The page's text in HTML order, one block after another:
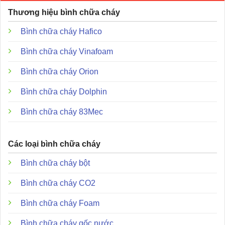
Nguồn nuôi dự phòng:
Tích hợp sẵn mạch sạc cho ắc
quy axit chì kín.
Tiêu chuẩn chất lượng:
nam, quy chuẩn kỹ thuật theo tiêu chuẩn hiện hành về
quyền ban hành.
Đặc điểm và ưu điểm nổi bật
Thương hiệu bình chữa cháy
Bình chữa cháy Hafico
Bình chữa cháy Vinafoam
Bình chữa cháy Orion
Bình chữa cháy Dolphin
Bình chữa cháy 83Mec
Các loại bình chữa cháy
Bình chữa cháy bột
Bình chữa cháy CO2
Bình chữa cháy Foam
Bình chữa cháy gốc nước